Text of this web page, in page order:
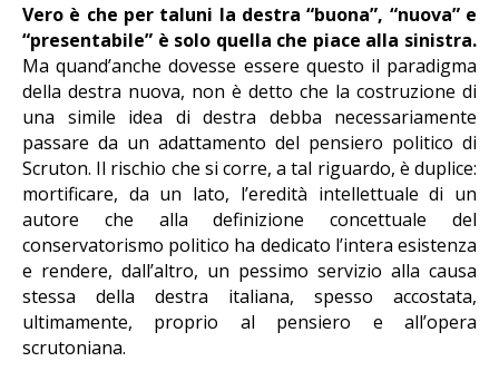
Vero è che per taluni la destra “buona”, “nuova” e
“presentabile” è solo quella che piace alla sinistra.
Ma quand’anche dovesse essere questo il paradigma
della destra nuova, non è detto che la costruzione di
una simile idea di destra debba necessariamente
passare da un adattamento del pensiero politico di
Scruton. Il rischio che si corre, a tal riguardo, è duplice:
mortificare, da un lato, l’eredità intellettuale di un
autore che alla definizione concettuale del
conservatorismo politico ha dedicato l’intera esistenza
e rendere, dall’altro, un pessimo servizio alla causa
stessa della destra italiana, spesso accostata,
ultimamente, proprio al pensiero e all’opera
scrutoniana.